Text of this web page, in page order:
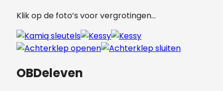
Klik op de foto’s voor vergrotingen…
OBDeleven